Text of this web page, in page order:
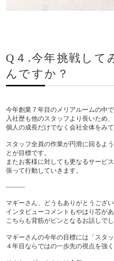
Q４.今年挑戦して
んですか？
今年創業７年目のメリアルームの中
入社歴も他のスタッフより長いため、
個人の成長だけでなく会社全体をみ
スタッフ全員の作業が円滑に回るよ
とが目標です。
またお客様に対しても更なるサービ
張って行動していきます。
―――
マギーさん、どうもありがとうござい
インタビューコメントもやはり芯が
こちらも背筋がピンとなるお話しでし
マギーさんの今年の目標には「スタ
４年目ならではの一歩先の視点を強く